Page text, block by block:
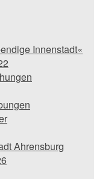
Innenstadt«
Ahrensburg